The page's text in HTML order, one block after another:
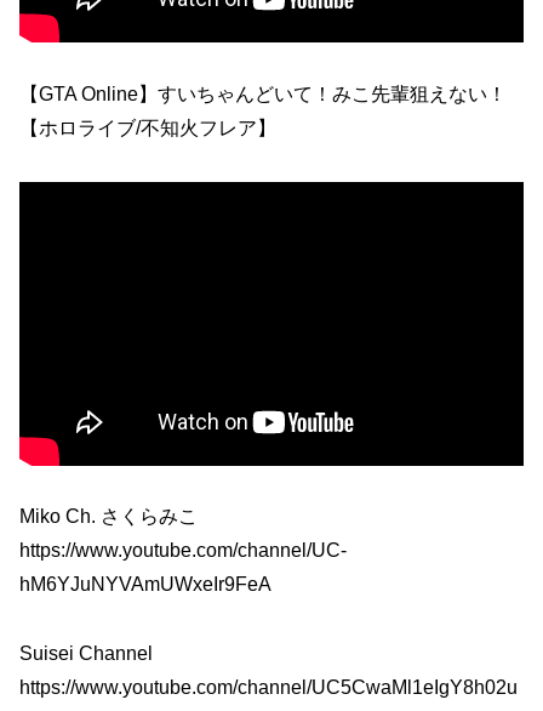
【GTA Online】すいちゃんどいて！みこ先輩狙えない！
【ホロライブ/不知火フレア】
Miko Ch. さくらみこ
https://www.youtube.com/channel/UC-
hM6YJuNYVAmUWxeIr9FeA
Suisei Channel
https://www.youtube.com/channel/UC5CwaMl1eIgY8h02u